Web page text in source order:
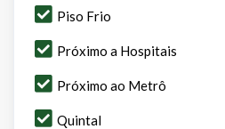
Piso Frio
Próximo a Hospitais
Próximo ao Metrô
Quintal